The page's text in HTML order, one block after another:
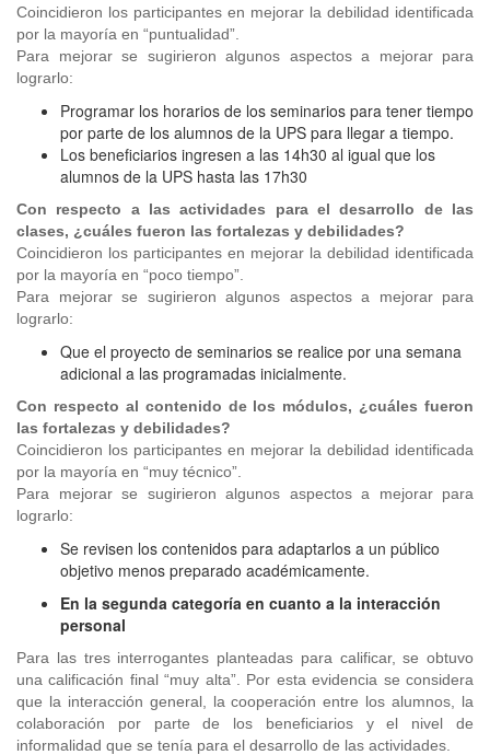
Coincidieron los participantes en mejorar la debilidad identificada
por la mayoría en “puntualidad”.
Para mejorar se sugirieron algunos aspectos a mejorar para
lograrlo:
Programar los horarios de los seminarios para tener tiempo
por parte de los alumnos de la UPS para llegar a tiempo.
Los beneficiarios ingresen a las 14h30 al igual que los
alumnos de la UPS hasta las 17h30
Con respecto a las actividades para el desarrollo de las
clases, ¿cuáles fueron las fortalezas y debilidades?
Coincidieron los participantes en mejorar la debilidad identificada
por la mayoría en “poco tiempo”.
Para mejorar se sugirieron algunos aspectos a mejorar para
lograrlo:
Que el proyecto de seminarios se realice por una semana
adicional a las programadas inicialmente.
Con respecto al contenido de los módulos, ¿cuáles fueron
las fortalezas y debilidades?
Coincidieron los participantes en mejorar la debilidad identificada
por la mayoría en “muy técnico”.
Para mejorar se sugirieron algunos aspectos a mejorar para
lograrlo:
Se revisen los contenidos para adaptarlos a un público
objetivo menos preparado académicamente.
En la segunda categoría en cuanto a la interacción
personal
Para las tres interrogantes planteadas para calificar, se obtuvo
una calificación final “muy alta”. Por esta evidencia se considera
que la interacción general, la cooperación entre los alumnos, la
colaboración por parte de los beneficiarios y el nivel de
informalidad que se tenía para el desarrollo de las actividades.